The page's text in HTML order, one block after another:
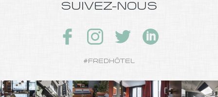
SUIVEZ-NOUS
#FREDHÔTEL